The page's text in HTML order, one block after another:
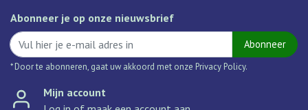
Abonneer je op onze nieuwsbrief
Abonneer
* Door te abonneren, gaat uw akkoord met onze Privacy Policy.
Mijn account